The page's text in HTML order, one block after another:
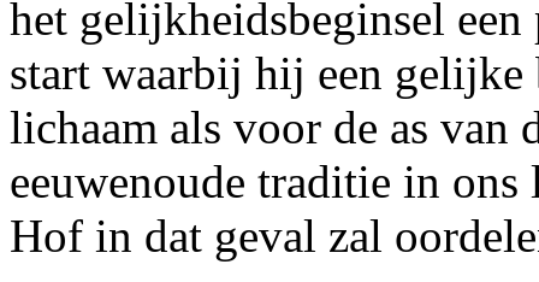
het gelijkheidsbeginsel
start waarbij hij een gelijke
lichaam als voor de as van
eeuwenoude traditie in
Hof in dat geval zal